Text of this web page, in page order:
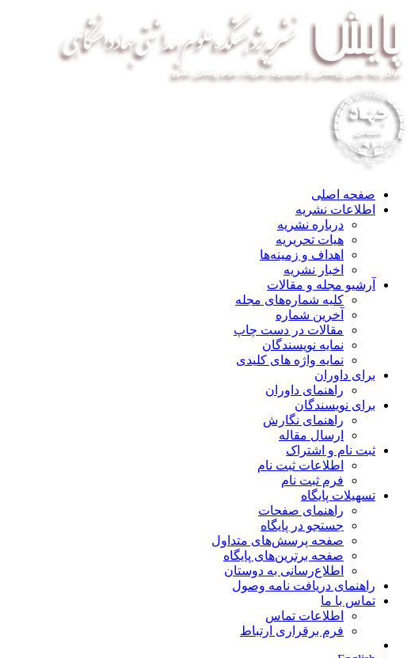
صفحه اصلی
اطلاعات نشریه
درباره نشریه
هیات تحریریه
اهداف و زمینه‌ها
اخبار نشریه
آرشیو مجله و مقالات
کلیه شماره‌های مجله
آخرین شماره
مقالات در دست چاپ
نمایه نویسندگان
نمایه واژه های کلیدی
برای داوران
راهنمای داوران
برای نویسندگان
راهنمای نگارش
ارسال مقاله
ثبت نام و اشتراک
اطلاعات ثبت نام
فرم ثبت نام
تسهیلات پایگاه
راهنمای صفحات
جستجو در پایگاه
صفحه پرسش‌های متداول
صفحه برترین‌های پایگاه
اطلاع‌رسانی به دوستان
راهنمای دریافت نامه وصول
تماس با ما
اطلاعات تماس
فرم برقراری ارتباط